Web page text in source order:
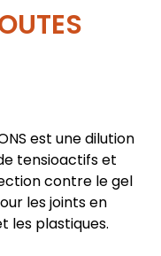
est une dilution
tensioactifs et
contre le gel
les joints en
les plastiques.